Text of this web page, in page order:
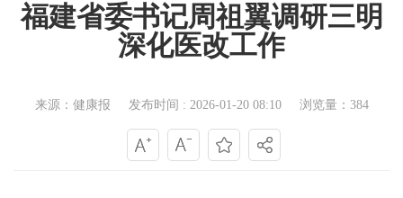
福建省委书记周祖翼调研三明
深化医改工作
来源：健康报 发布时间 : 2026-01-20 08:10 浏览量：384